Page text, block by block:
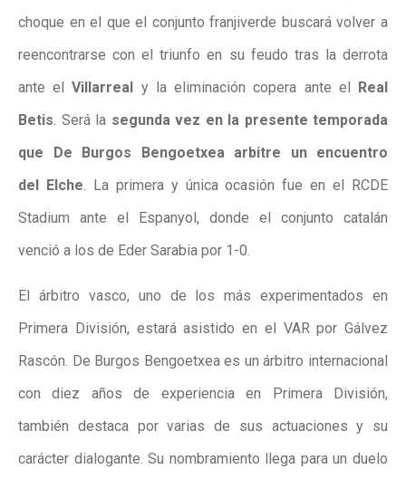
choque en el que el conjunto franjiverde buscará volver a
reencontrarse con el triunfo en su feudo tras la derrota
ante elVillarreal y la eliminación copera ante el Real
Betis Será la segunda vez en la presente temporada
que De Burgos Bengoetxea arbitre un encuentro
del Elche . La primera y única ocasión fue en el RCDE
Stadium ante el Espanyol, donde el conjunto catalán
venció a los de Eder Sarabia por 1-0.
El árbitro vasco, uno de los más experimentados en
Primera División, estará asistido en el VAR por Gálvez
Rascón. De Burgos Bengoetxea es un árbitro internacional
con diez años de experiencia en Primera División,
también destaca por varias de sus actuaciones y su
carácter dialogante. Su nombramiento llega para un duelo